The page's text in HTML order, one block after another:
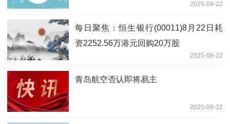
2025-08-22
每日聚焦：恒生银行(00011)8月22日耗
资2252.56万港元回购20万股
2025-08-22
青岛航空否认即将易主
2025-08-22